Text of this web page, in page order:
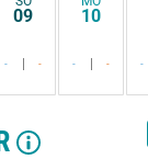
09
- -
10
- - -